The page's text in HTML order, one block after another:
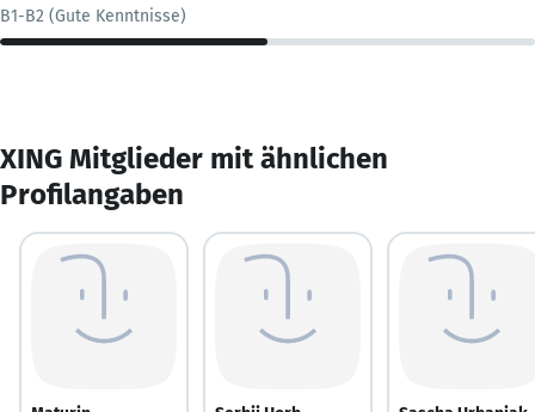
B1-B2 (Gute Kenntnisse)
XING Mitglieder mit ähnlichen
Profilangaben